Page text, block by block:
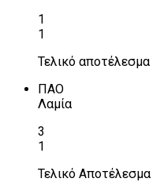
1
1
Τελικό αποτέλεσμα
ΠΑΟ
Λαμία
3
1
Τελικό Αποτέλεσμα